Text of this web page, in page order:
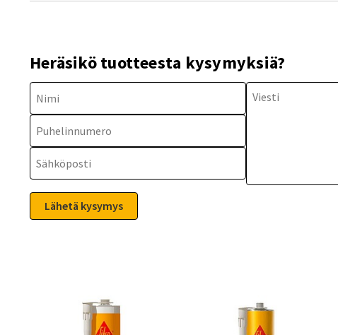
Heräsikö tuotteesta kysymyksiä?